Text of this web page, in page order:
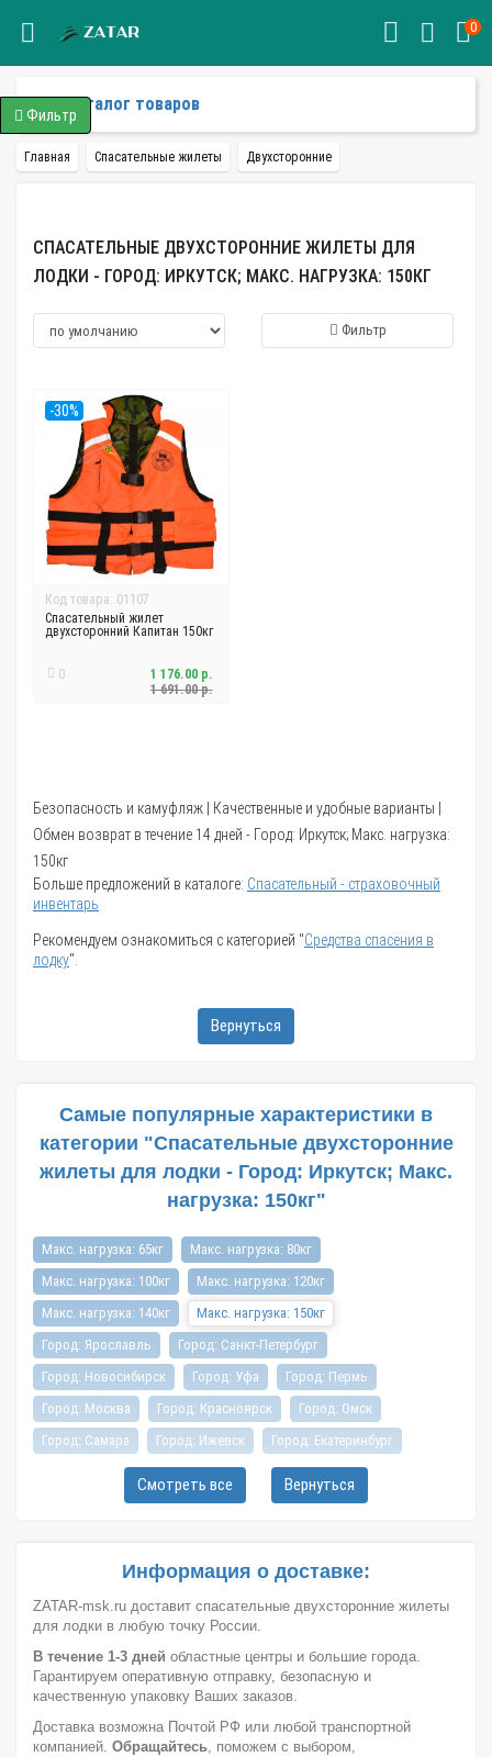
0
Каталог товаров
Главная Спасательные жилеты Двухсторонние
СПАСАТЕЛЬНЫЕ ДВУХСТОРОННИЕ ЖИЛЕТЫ ДЛЯ
ЛОДКИ - ГОРОД: ИРКУТСК; МАКС. НАГРУЗКА: 150КГ
Фильтр
-30%
Код товара: 01107
Спасательный жилет
двухсторонний Капитан 150кг
0
1 691.00 р.
1 176.00 р.
Безопасность и камуфляж | Качественные и удобные варианты |
Обмен возврат в течение 14 дней - Город: Иркутск; Макс. нагрузка:
150кг
Больше предложений в каталоге: Спасательный - страховочный
инвентарь
Рекомендуем ознакомиться с категорией "Средства спасения в
лодку".
Вернуться
Самые популярные характеристики в
категории "Спасательные двухсторонние
жилеты для лодки - Город: Иркутск; Макс.
нагрузка: 150кг"
Макс. нагрузка: 65кг
Макс. нагрузка: 80кг
Макс. нагрузка: 100кг
Макс. нагрузка: 120кг
Макс. нагрузка: 140кг
Макс. нагрузка: 150кг
Город: Ярославль
Город: Санкт-Петербург
Город: Новосибирск
Город: Уфа
Город: Пермь
Город: Москва
Город: Красноярск
Город: Омск
Город: Самара
Город: Ижевск
Город: Екатеринбург
Город: Нижний Новгород
Город: Воронеж
Город: Волгоград
Город: Ростов-на-Дону
Город: Саратов
Город: Барнаул
Город: Тюмень
Город: Казань
Вид: Спасательный жилет
Смотреть все Вернуться
Информация о доставке:
ZATAR-msk.ru доставит спасательные двухсторонние жилеты
для лодки в любую точку России.
В течение 1-3 дней областные центры и большие города.
Гарантируем оперативную отправку, безопасную и
качественную упаковку Ваших заказов.
Доставка возможна Почтой РФ или любой транспортной
компанией. Обращайтесь, поможем с выбором,
Фильтр